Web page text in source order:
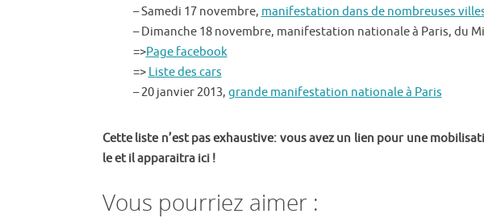
– Samedi 17 novembre, manifestation dans de nombreuses
– Dimanche 18 novembre, manifestation nationale à Paris, du
=>Page facebook
=> Liste des cars
– 20 janvier 2013, grande manifestation nationale à Paris
Cette liste n’est pas exhaustive: vous avez un lien pour une
le et il apparaitra ici !
Vous pourriez aimer :